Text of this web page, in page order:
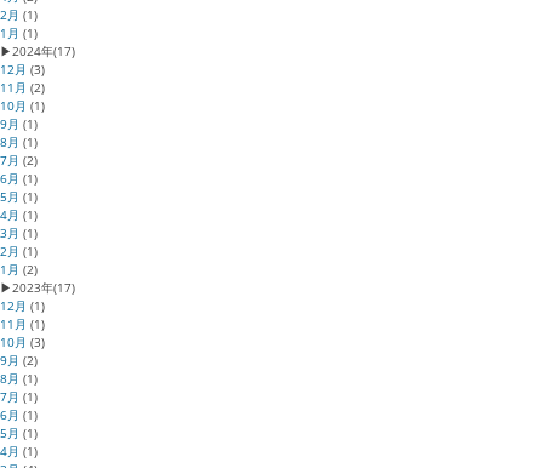
2月 (1)
1月 (1)
▶2024年(17)
12月 (3)
11月 (2)
10月 (1)
9月 (1)
8月 (1)
7月 (2)
6月 (1)
5月 (1)
4月 (1)
3月 (1)
2月 (1)
1月 (2)
▶2023年(17)
12月 (1)
11月 (1)
10月 (3)
9月 (2)
8月 (1)
7月 (1)
6月 (1)
5月 (1)
4月 (1)